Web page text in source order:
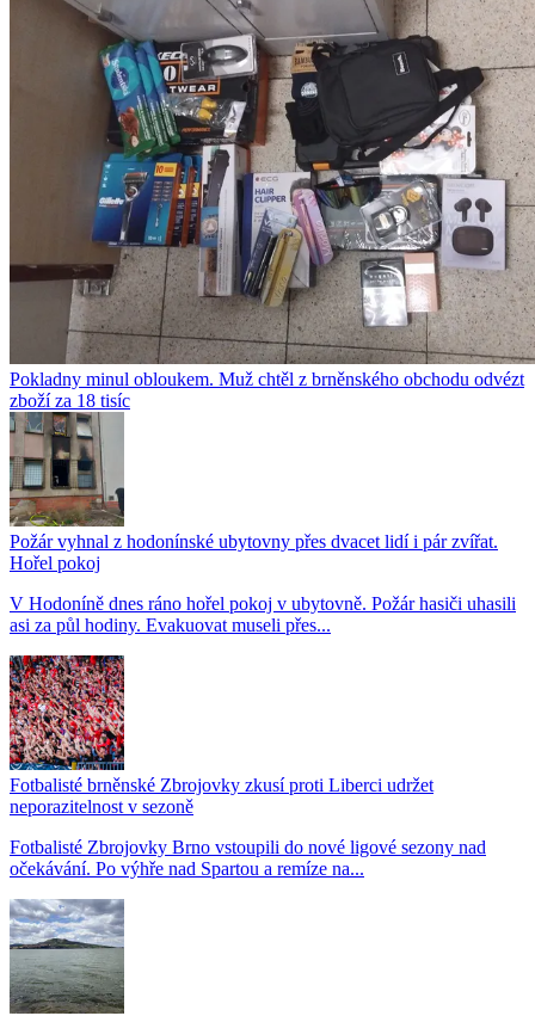
Pokladny minul obloukem. Muž chtěl z brněnského obchodu odvézt
zboží za 18 tisíc
Požár vyhnal z hodonínské ubytovny přes dvacet lidí i pár zvířat.
Hořel pokoj
V Hodoníně dnes ráno hořel pokoj v ubytovně. Požár hasiči uhasili
asi za půl hodiny. Evakuovat museli přes...
Fotbalisté brněnské Zbrojovky zkusí proti Liberci udržet
neporazitelnost v sezoně
Fotbalisté Zbrojovky Brno vstoupili do nové ligové sezony nad
očekávání. Po výhře nad Spartou a remíze na...